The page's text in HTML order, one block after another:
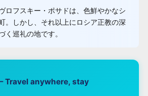
ロフスキー・ポサドは、色鮮やかなシ
。しかし、それ以上にロシア正教の深
く巡礼の地です。
Travel anywhere, stay